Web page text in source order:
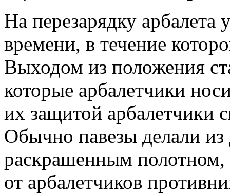
На перезарядку
времени, в течение
Выходом из положения
которые арбалетчики
их защитой арбалетчики
Обычно павезы делали из
раскрашенным
от арбалетчиков